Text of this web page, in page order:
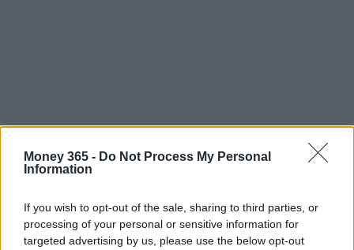
Money 365 - Do Not Process My Personal
Information
If you wish to opt-out of the sale, sharing to third parties, or
processing of your personal or sensitive information for
targeted advertising by us, please use the below opt-out
Conclusioni: la scelta di investire in
Crypto.com Coin